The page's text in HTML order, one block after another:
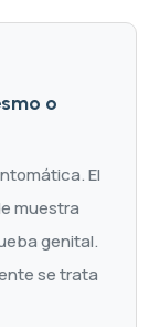
o
El
muestra
genital.
se trata